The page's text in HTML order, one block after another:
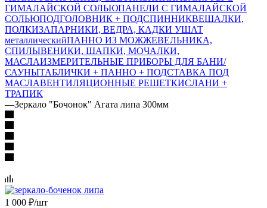
ГИМАЛАЙСКОЙ СОЛЬЮПАНЕЛИ С ГИМАЛАЙСКОЙ
СОЛЬЮПОДГОЛОВНИК + ПОДСПИННИКВЕШАЛКИ,
ПОЛКИЗАПАРНИКИ, ВЕДРА, КАДКИ УШАТ
металлическийПАННО ИЗ МОЖЖЕВЕЛЬНИКА,
СПИЛЫВЕНИКИ, ШАПКИ, МОЧАЛКИ,
МАСЛАИЗМЕРИТЕЛЬНЫЕ ПРИБОРЫ ДЛЯ БАНИ/
САУНЫТАБЛИЧКИ + ПАННО + ПОДСТАВКА ПОД
МАСЛАВЕНТИЛЯЦИОННЫЕ РЕШЕТКИСЛАНИ +
ТРАПИК
—Зеркало "Бочонок" Агата липа 300мм
1 000 ₽/шт